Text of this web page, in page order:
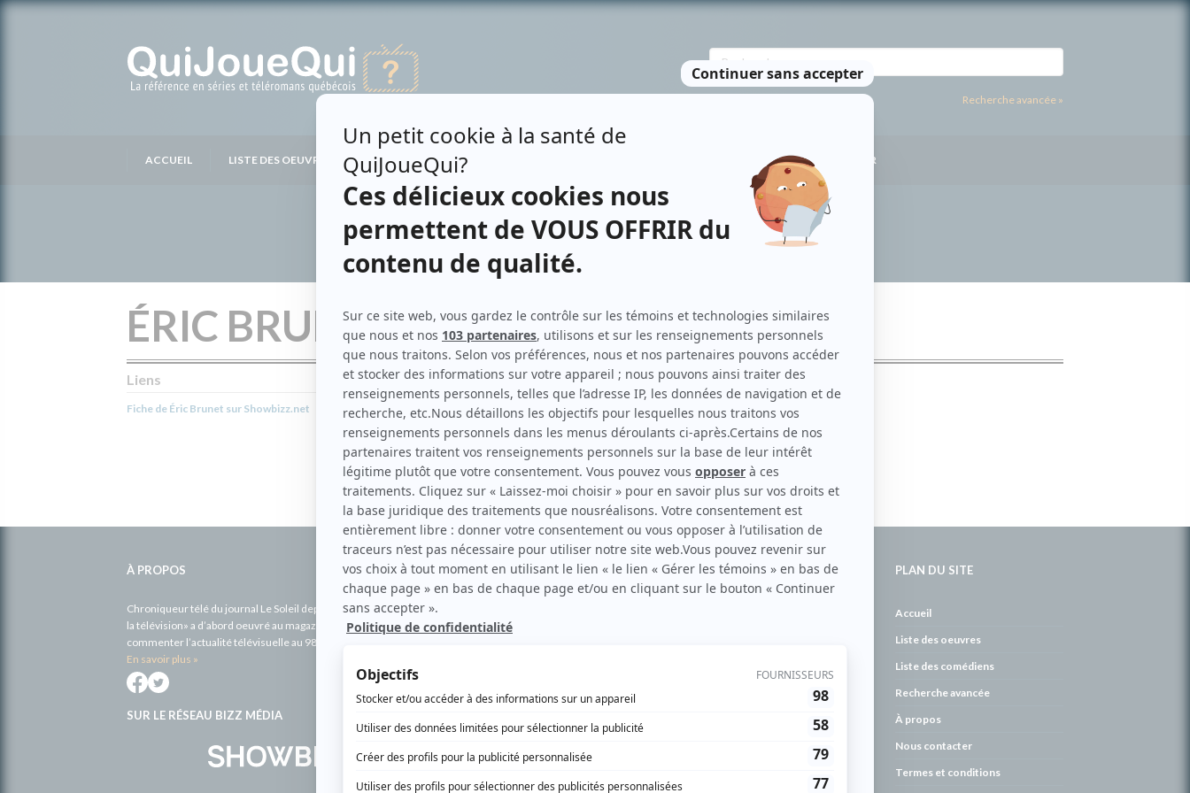
Recherche avancée »
ACCUEIL LISTE DES OEUVRES LISTE DES PERSONNES NOUS CONTACTER
ÉRIC BRUNET
Liens
Fiche de Éric Brunet sur Showbizz.net
Personnages
Du poil aux pattes comme les CWAC's(Soldat)
À PROPOS
Chroniqueur télé du journal Le Soleil depuis 2001, Richard Therrien carbure à son petit écran. Celui qu’on surnomme parfois «l’encyclopédie de
la télévision» a d’abord oeuvré au magazine TV Hebdo de 1996 à 2001. Sa spécialité: la télé québécoise. On peut l’entendre régulièrement
commenter l’actualité télévisuelle au 98,5.
En savoir plus »
SUR LE RÉSEAU BIZZ MÉDIA
PLAN DU SITE
Accueil
Liste des oeuvres
Liste des comédiens
Recherche avancée
À propos
Nous contacter
Termes et conditions